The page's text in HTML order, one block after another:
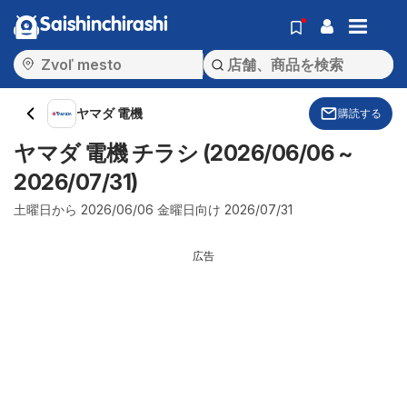
Saishinchirashi
ヤマダ 電機 購読する
ヤマダ 電機 チラシ (2026/06/06 ~
2026/07/31)
土曜日から 2026/06/06 金曜日向け 2026/07/31
広告